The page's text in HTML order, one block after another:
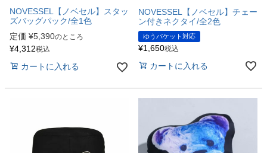
NOVESSEL【ノベセル】スタッ
ズバッグパック/全1色
定価 ¥5,390のところ
¥4,312税込
カートに入れる
NOVESSEL【ノベセル】チェー
ン付きネクタイ/全2色
ゆうパケット対応
¥1,650税込
カートに入れる